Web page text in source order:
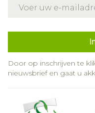
Door op inschrijven te
nieuwsbrief en gaat u